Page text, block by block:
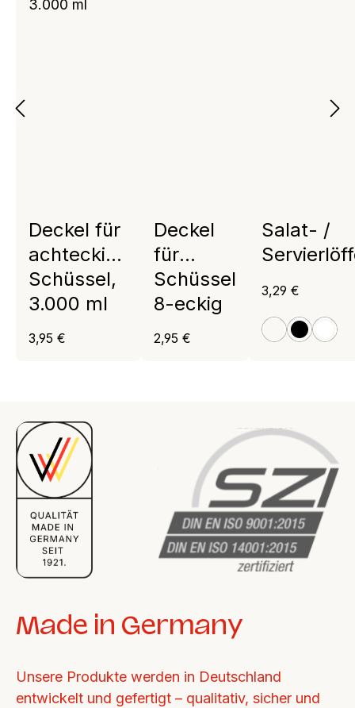
Deckel für
achteckige
Schüssel,
3.000 ml
Regulärer Preis:
3,95 €
Deckel
für
Schüssel
8-eckig
Regulärer Preis:
2,95 €
Salat- /
glasklarschwarz
weiß
Regulärer
3,29 €
Made in Germany
Unsere Produkte werden in Deutschland
entwickelt und gefertigt – qualitativ, sicher und